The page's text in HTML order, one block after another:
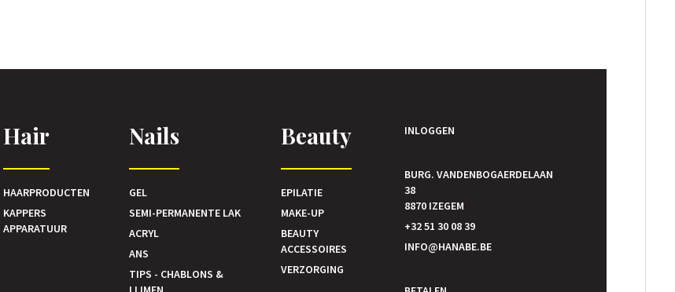
Hair
HAARPRODUCTEN
KAPPERS
APPARATUUR
Nails
GEL
SEMI-PERMANENTE LAK
ACRYL
ANS
TIPS - CHABLONS &
Beauty
EPILATIE
MAKE-UP
BEAUTY
ACCESSOIRES
VERZORGING
INLOGGEN
BURG. VANDENBOGAERDELAAN
38
8870 IZEGEM
+32 51 30 08 39
INFO@HANABE.BE